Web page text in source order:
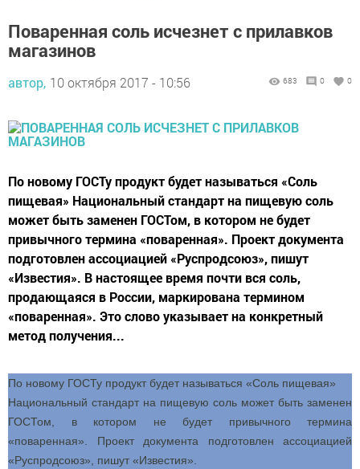
Поваренная соль исчезнет с прилавков
магазинов
автор, 10 октября 2017 - 10:56 683 0 0
По новому ГОСТу продукт будет называться «Соль
пищевая» Национальный стандарт на пищевую соль
может быть заменен ГОСТом, в котором не будет
привычного термина «поваренная». Проект документа
подготовлен ассоциацией «Руспродсоюз», пишут
«Известия». В настоящее время почти вся соль,
продающаяся в России, маркирована термином
«поваренная». Это слово указывает на конкретный
метод получения...
По новому ГОСТу продукт будет называться «Соль пищевая»
Национальный стандарт на пищевую соль может быть заменен
ГОСТом, в котором не будет привычного термина
«поваренная». Проект документа подготовлен ассоциацией
«Руспродсоюз», пишут «Известия».